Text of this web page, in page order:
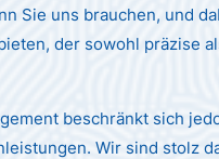
Sie uns brauchen, und
der sowohl präzise
beschränkt sich
Wir sind stolz